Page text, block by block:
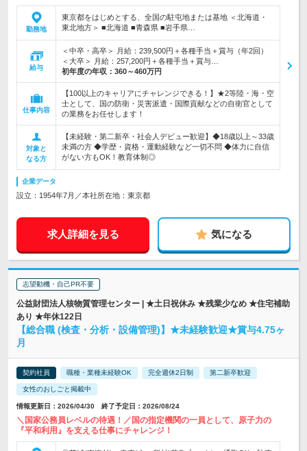
勤務地
東京都をはじめとする、全国の駐屯地または基地 ＜北海道・
東北地方＞ ■北海道 ■青森県 ■岩手県…
給与
＜中卒・高卒＞ 月給：239,500円＋各種手当＋賞与（年2回）
＜大卒＞ 月給：257,200円＋各種手当＋賞与…
初年度の年収： 360～460万円
仕事内容
【100以上のキャリアにチャレンジできる！】★2等陸・海・空
士として、国の防衛・災害派遣・国際貢献などの自衛官として
の業務をお任せします！
対象と
なる方
【未経験・第二新卒・社会人デビュー歓迎】◆18歳以上～33歳
未満の方 ◆学歴・資格・運動経験など一切不問 ◆体力に自信
がない方もOK！教育体制◎
企業データ
設立：1954年7月／本社所在地：東京都
求人詳細を見る 気になる
志望動機・自己PR不要
公益財団法人核物質管理センター | ★土日祝休み ★残業少なめ ★住宅補助
あり ★年休122日
【総合職 (検査・分析・設備管理)】★未経験歓迎★賞与4.75ヶ
月
契約社員 職種・業種未経験OK 完全週休2日制 第二新卒歓迎
女性のおしごと掲載中
情報更新日：2026/04/30 終了予定日：2026/08/24
＼国家公務員レベルの待遇！／国の指定機関の一員として、原子力の
『平和利用』を支える仕事にチャレンジ！